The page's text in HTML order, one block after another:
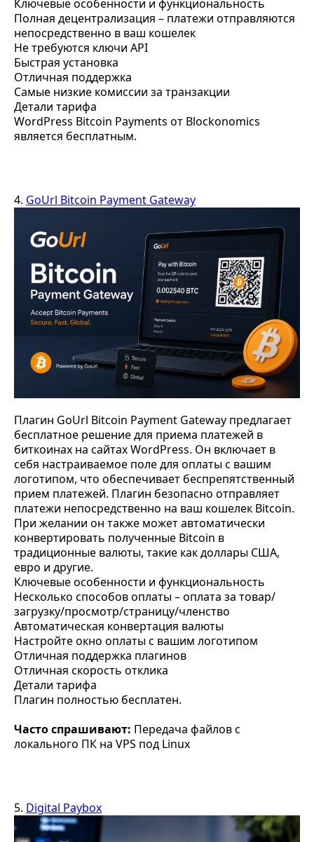
Ключевые особенности и функциональность
Полная децентрализация – платежи отправляются
непосредственно в ваш кошелек
Не требуются ключи API
Быстрая установка
Отличная поддержка
Самые низкие комиссии за транзакции
Детали тарифа
WordPress Bitcoin Payments от Blockonomics
является бесплатным.
4. GoUrl Bitcoin Payment Gateway
Плагин GoUrl Bitcoin Payment Gateway предлагает
бесплатное решение для приема платежей в
биткоинах на сайтах WordPress. Он включает в
себя настраиваемое поле для оплаты с вашим
логотипом, что обеспечивает беспрепятственный
прием платежей. Плагин безопасно отправляет
платежи непосредственно на ваш кошелек Bitcoin.
При желании он также может автоматически
конвертировать полученные Bitcoin в
традиционные валюты, такие как доллары США,
евро и другие.
Ключевые особенности и функциональность
Несколько способов оплаты – оплата за товар/
загрузку/просмотр/страницу/членство
Автоматическая конвертация валюты
Настройте окно оплаты с вашим логотипом
Отличная поддержка плагинов
Отличная скорость отклика
Детали тарифа
Плагин полностью бесплатен.
Часто спрашивают: Передача файлов с
локального ПК на VPS под Linux
5. Digital Paybox